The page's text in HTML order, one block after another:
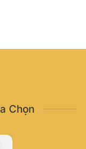
Chọn